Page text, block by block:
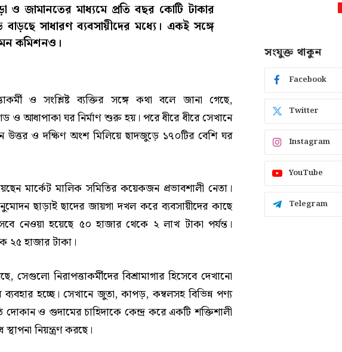
জামানতের মাধ্যমে প্রতি বছর কোটি টাকার
সাধারণ ব্যবসায়ীদের মধ্যে। একই সঙ্গে
কমিশনও।
ও সংশ্লিষ্ট ব্যক্তির সঙ্গে কথা বলে জানা গেছে,
ও আধাপাকা ঘর নির্মাণ শুরু হয়। পরে ধীরে ধীরে সেখানে
ও দক্ষিণ অংশ মিলিয়ে ছাদজুড়ে ১৭০টির বেশি ঘর
মার্কেট মালিক সমিতির কয়েকজন প্রভাবশালী নেতা।
ছাড়াই ছাদের জায়গা দখল করে ব্যবসায়ীদের কাছে
নেওয়া হয়েছে ৫০ হাজার থেকে ২ লাখ টাকা পর্যন্ত।
২৫ হাজার টাকা।
সেগুলো নিরাপত্তাকর্মীদের বিশ্রামাগার হিসেবে দেখানো
হচ্ছে। সেখানে জুতা, কাপড়, কম্বলসহ বিভিন্ন পণ্য
ও গুদামের চাহিদাকে কেন্দ্র করে একটি শক্তিশালী
নিয়ন্ত্রণ করছে।
সংযুক্ত থাকুন
Facebook
Twitter
Instagram
YouTube
Telegram